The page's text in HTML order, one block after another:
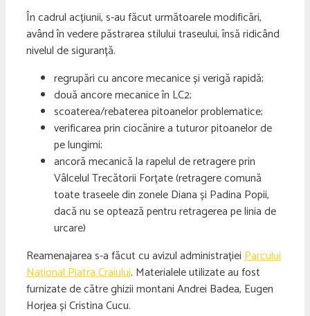
În cadrul acțiunii, s-au făcut următoarele modificări,
având în vedere păstrarea stilului traseului, însă ridicând
nivelul de siguranță.
regrupări cu ancore mecanice și verigă rapidă;
două ancore mecanice în LC2;
scoaterea/rebaterea pitoanelor problematice;
verificarea prin ciocănire a tuturor pitoanelor de
pe lungimi;
ancoră mecanică la rapelul de retragere prin
Vâlcelul Trecătorii Forțate (retragere comună
toate traseele din zonele Diana și Padina Popii,
dacă nu se optează pentru retragerea pe linia de
urcare)
Reamenajarea s-a făcut cu avizul administrațieiParcului
Național Piatra Craiului. Materialele utilizate au fost
furnizate de către ghizii montani Andrei Badea, Eugen
Horjea și Cristina Cucu.